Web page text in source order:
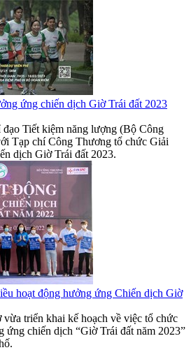
ứng chiến dịch Giờ Trái đất 2023
Tiết kiệm năng lượng (Bộ Công
Tạp chí Công Thương tổ chức Giải
dịch Giờ Trái đất 2023.
hoạt động hưởng ứng Chiến dịch Giờ
triển khai kế hoạch về việc tổ chức
ứng chiến dịch “Giờ Trái đất năm 2023”